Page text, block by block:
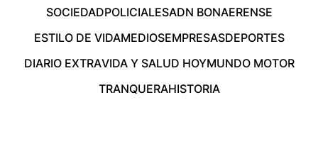
SOCIEDADPOLICIALESADN BONAERENSE
ESTILO DE VIDAMEDIOSEMPRESASDEPORTES
DIARIO EXTRAVIDA Y SALUD HOYMUNDO MOTOR
TRANQUERAHISTORIA